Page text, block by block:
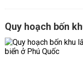
Quy hoạch bốn